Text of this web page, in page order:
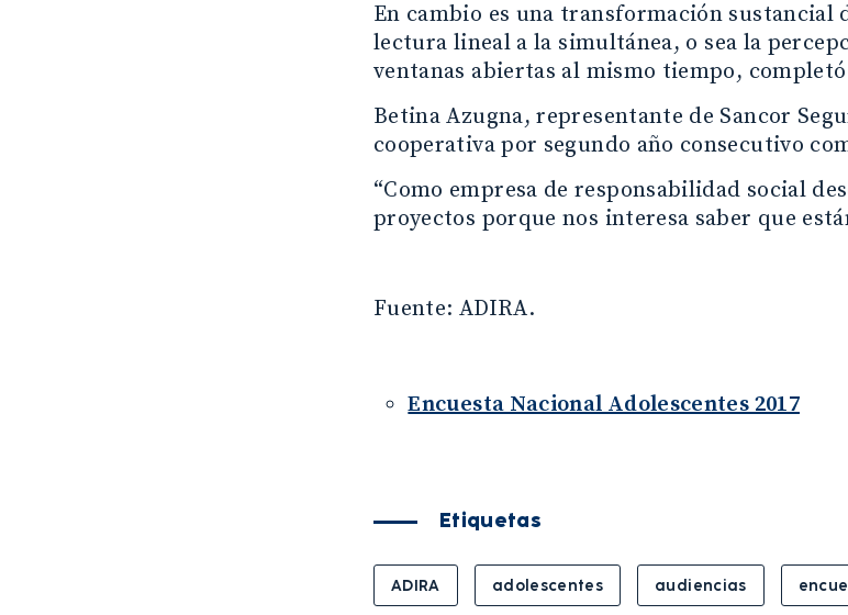
En cambio es una transformación sustancial
lectura lineal a la simultánea, o sea la
ventanas abiertas al mismo tiempo,
Betina Azugna, representante de Sancor
cooperativa por segundo año consecutivo
“Como empresa de responsabilidad social
proyectos porque nos interesa saber que
Fuente: ADIRA.
Encuesta Nacional Adolescentes 2017
Etiquetas
ADIRA adolescentes audiencias